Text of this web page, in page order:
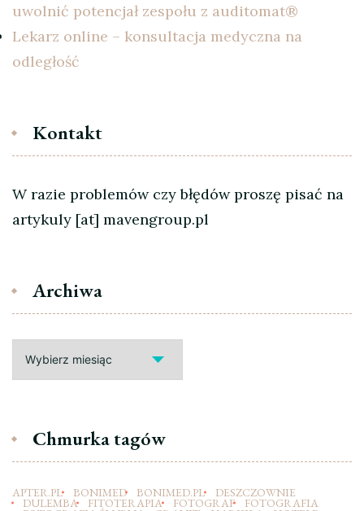
uwolnić potencjał zespołu z auditomat®
Lekarz online – konsultacja medyczna na
odległość
Kontakt
W razie problemów czy błędów proszę pisać na
artykuly [at] mavengroup.pl
Archiwa
Chmurka tagów
APTER.PL BONIMED BONIMED.PL DESZCZOWNIE
DULEMBA FITOTERAPIA FOTOGRAF FOTOGRAFIA